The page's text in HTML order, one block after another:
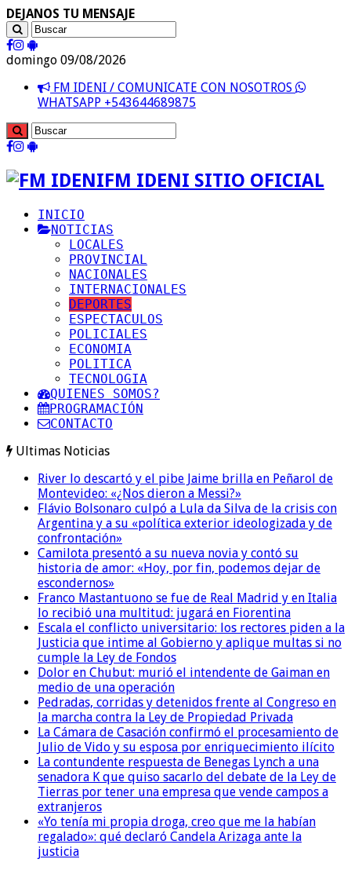
DEJANOS TU MENSAJE
domingo 09/08/2026
FM IDENI / COMUNICATE CON NOSOTROS
WHATSAPP +543644689875
FM IDENI SITIO OFICIAL
INICIO
NOTICIAS
LOCALES
PROVINCIAL
NACIONALES
INTERNACIONALES
DEPORTES
ESPECTACULOS
POLICIALES
ECONOMIA
POLITICA
TECNOLOGIA
QUIENES SOMOS?
PROGRAMACIÓN
CONTACTO
Ultimas Noticias
River lo descartó y el pibe Jaime brilla en Peñarol de
Montevideo: «¿Nos dieron a Messi?»
Flávio Bolsonaro culpó a Lula da Silva de la crisis con
Argentina y a su «política exterior ideologizada y de
confrontación»
Camilota presentó a su nueva novia y contó su
historia de amor: «Hoy, por fin, podemos dejar de
escondernos»
Franco Mastantuono se fue de Real Madrid y en Italia
lo recibió una multitud: jugará en Fiorentina
Escala el conflicto universitario: los rectores piden a la
Justicia que intime al Gobierno y aplique multas si no
cumple la Ley de Fondos
Dolor en Chubut: murió el intendente de Gaiman en
medio de una operación
Pedradas, corridas y detenidos frente al Congreso en
la marcha contra la Ley de Propiedad Privada
La Cámara de Casación confirmó el procesamiento de
Julio de Vido y su esposa por enriquecimiento ilícito
La contundente respuesta de Benegas Lynch a una
senadora K que quiso sacarlo del debate de la Ley de
Tierras por tener una empresa que vende campos a
extranjeros
«Yo tenía mi propia droga, creo que me la habían
regalado»: qué declaró Candela Arizaga ante la
justicia